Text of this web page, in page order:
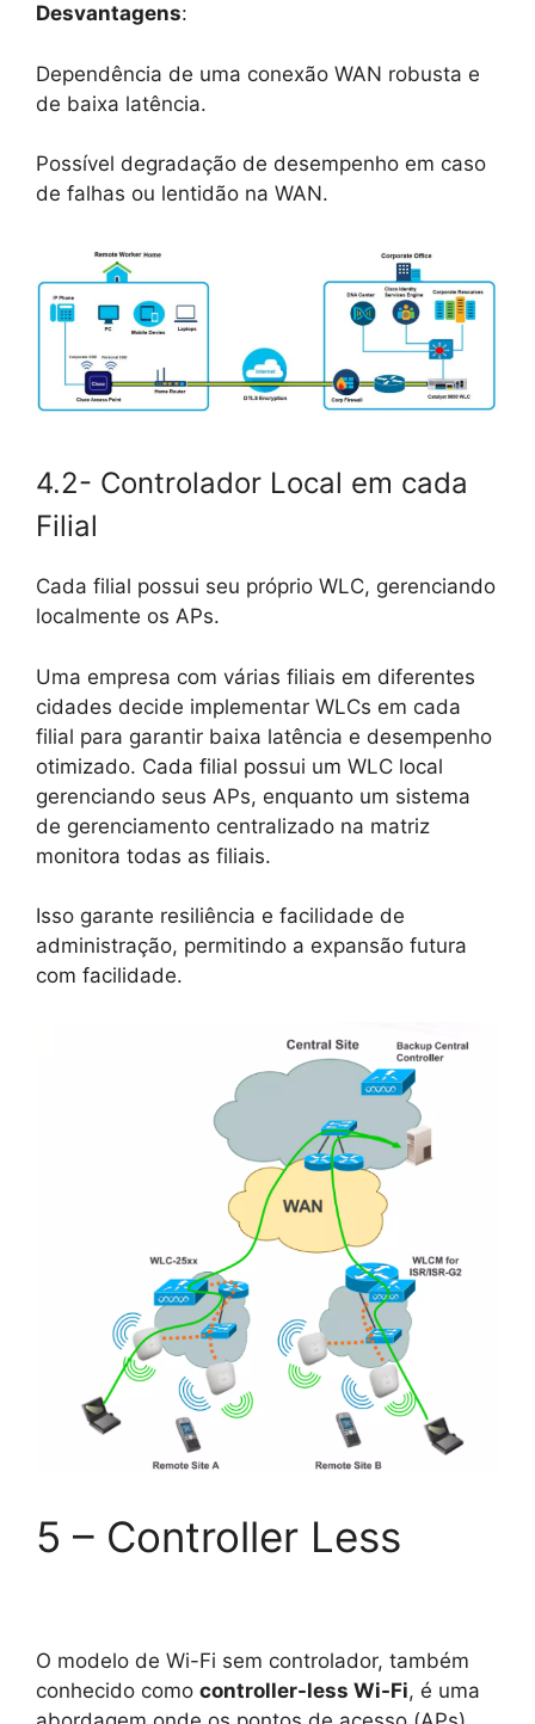
Desvantagens:
Dependência de uma conexão WAN robusta e
de baixa latência.
Possível degradação de desempenho em caso
de falhas ou lentidão na WAN.
4.2- Controlador Local em cada
Filial
Cada filial possui seu próprio WLC, gerenciando
localmente os APs.
Uma empresa com várias filiais em diferentes
cidades decide implementar WLCs em cada
filial para garantir baixa latência e desempenho
otimizado. Cada filial possui um WLC local
gerenciando seus APs, enquanto um sistema
de gerenciamento centralizado na matriz
monitora todas as filiais.
Isso garante resiliência e facilidade de
administração, permitindo a expansão futura
com facilidade.
5 – Controller Less
O modelo de Wi-Fi sem controlador, também
conhecido como controller-less Wi-Fi, é uma